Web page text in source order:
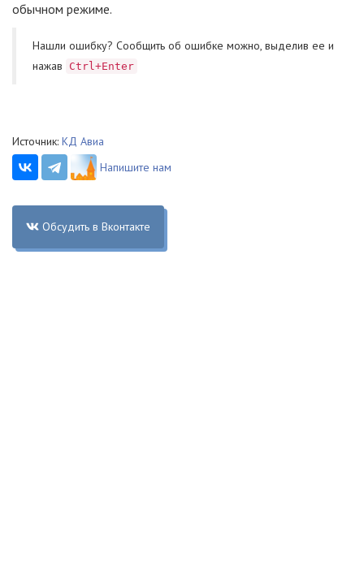
обычном режиме.
Нашли ошибку? Cообщить об ошибке можно, выделив ее и
нажав
Ctrl+Enter
Источник: КД Авиа
Напишите нам
Обсудить в Вконтакте